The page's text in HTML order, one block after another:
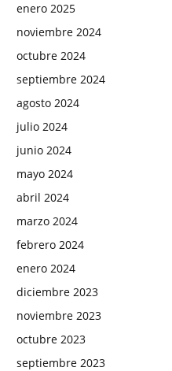
enero 2025
noviembre 2024
octubre 2024
septiembre 2024
agosto 2024
julio 2024
junio 2024
mayo 2024
abril 2024
marzo 2024
febrero 2024
enero 2024
diciembre 2023
noviembre 2023
octubre 2023
septiembre 2023